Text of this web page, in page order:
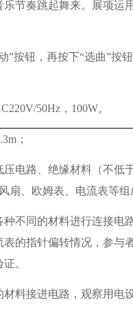
节奏跳起舞来。展项运
”按钮，再按下“选曲”按
50Hz ， 100W。
；
压电路、绝缘材料（不低
扇、欧姆表、电流表等组
不同的材料进行连接电
表的指针偏转情况，参与
。
料接进电路，观察用电